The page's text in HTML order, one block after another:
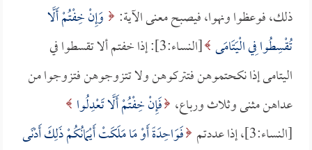
ذلك، فوعظوا ونهوا، فيصبح معنى الآية:
وَإِنْ خِفْتُمْ أَلَّا
تُقْسِطُوا فِي الْيَتَامَى
[النساء:3]: إذا خفتم ألا تقسطوا في
اليتامى إذا نكحتموهن فتتركوهن ولا تتزوجوهن فتزوجوا من
عداهن مثنى وثلاث ورباع، فَإِنْ خِفْتُمْ أَلَّا تَعْدِلُوا
[النساء:3]، إذا عددتم
فَوَاحِدَةً أَوْ مَا مَلَكَتْ أَيْمَانُكُمْ ذَلِكَ أَدْنَى